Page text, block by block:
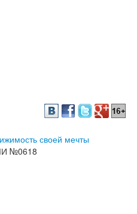
своей мечты
№0618